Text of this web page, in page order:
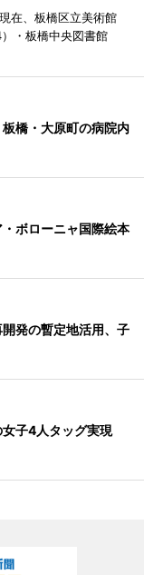
在、板橋区立美術館
・板橋中央図書館
橋・大原町の病院内
ボローニャ国際絵本
発の暫定地活用、子
女子4人タッグ実現